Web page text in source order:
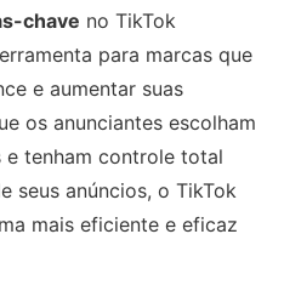
chave no TikTok
para marcas que
e aumentar suas
os anunciantes escolham
e tenham controle total
seus anúncios, o TikTok
mais eficiente e eficaz